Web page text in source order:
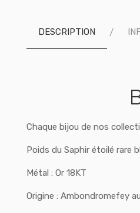
DESCRIPTION
Chaque bijou de nos
Poids du Saphir étoilé rare
Métal : Or 18KT
Origine : Ambondromefey